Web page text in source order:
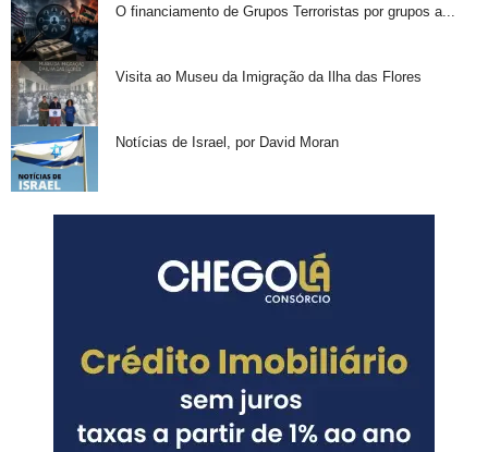
O financiamento de Grupos Terroristas por grupos a...
Visita ao Museu da Imigração da Ilha das Flores
Notícias de Israel, por David Moran